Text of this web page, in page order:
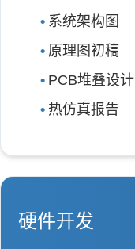
系统架构图
原理图初稿
PCB堆叠设计
热仿真报告
硬件开发